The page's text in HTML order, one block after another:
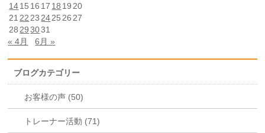
1415 16 17 18 19 20
21 22 23 2425 26 27
28 29 3031
« 4月
6月 »
ブログカテゴリー
お客様の声 (50)
トレーナー活動 (71)